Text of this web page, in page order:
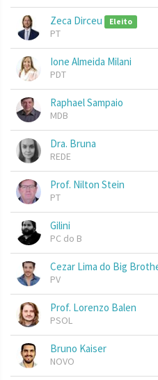
Zeca Dirceu Eleito
PT
Ione Almeida Milani
PDT
Raphael Sampaio
MDB
Dra. Bruna
REDE
Prof. Nilton Stein
PT
Gilini
PC do B
Cezar Lima do Big
PV
Prof. Lorenzo Balen
PSOL
Bruno Kaiser
NOVO